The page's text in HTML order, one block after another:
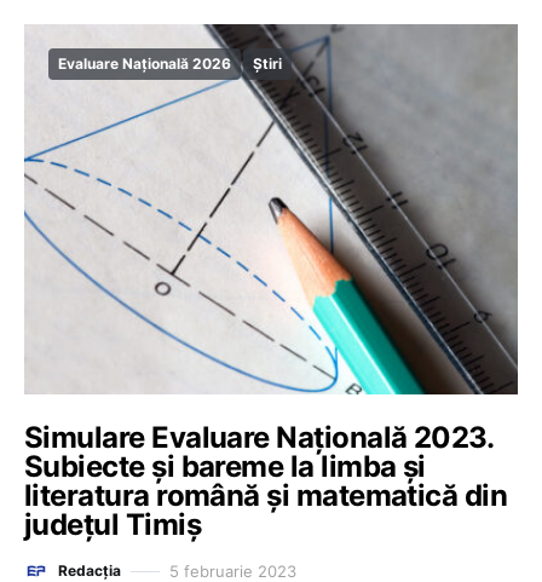
Evaluare Națională 2026 Știri
Simulare Evaluare Națională 2023.
Subiecte și bareme la limba și
literatura română și matematică din
județul Timiș
Redacția 5 februarie 2023